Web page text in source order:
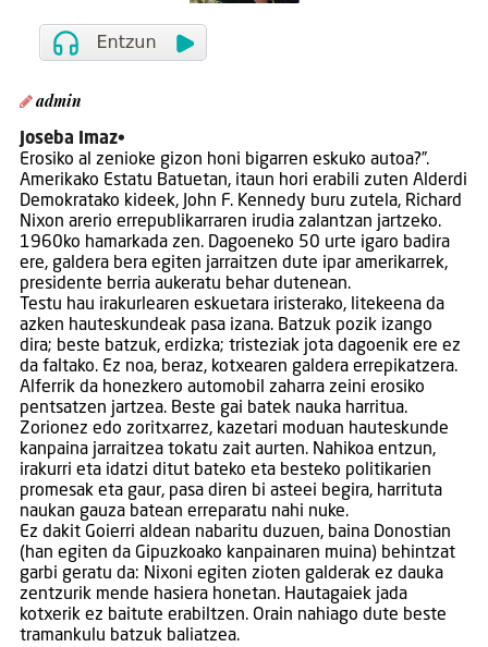
admin
Joseba Imaz•
Erosiko al zenioke gizon honi bigarren eskuko autoa?”.
Amerikako Estatu Batuetan, itaun hori erabili zuten Alderdi
Demokratako kideek, John F. Kennedy buru zutela, Richard
Nixon arerio errepublikarraren irudia zalantzan jartzeko.
1960ko hamarkada zen. Dagoeneko 50 urte igaro badira
ere, galdera bera egiten jarraitzen dute ipar amerikarrek,
presidente berria aukeratu behar dutenean.
Testu hau irakurlearen eskuetara iristerako, litekeena da
azken hauteskundeak pasa izana. Batzuk pozik izango
dira; beste batzuk, erdizka; tristeziak jota dagoenik ere ez
da faltako. Ez noa, beraz, kotxearen galdera errepikatzera.
Alferrik da honezkero automobil zaharra zeini erosiko
pentsatzen jartzea. Beste gai batek nauka harritua.
Zorionez edo zoritxarrez, kazetari moduan hauteskunde
kanpaina jarraitzea tokatu zait aurten. Nahikoa entzun,
irakurri eta idatzi ditut bateko eta besteko politikarien
promesak eta gaur, pasa diren bi asteei begira, harrituta
naukan gauza batean erreparatu nahi nuke.
Ez dakit Goierri aldean nabaritu duzuen, baina Donostian
(han egiten da Gipuzkoako kanpainaren muina) behintzat
garbi geratu da: Nixoni egiten zioten galderak ez dauka
zentzurik mende hasiera honetan. Hautagaiek jada
kotxerik ez baitute erabiltzen. Orain nahiago dute beste
tramankulu batzuk baliatzea.